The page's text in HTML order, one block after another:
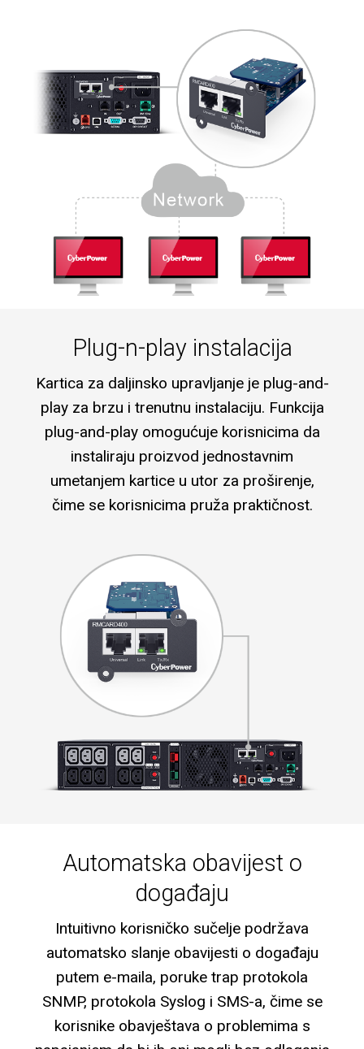
Plug-n-play instalacija
Kartica za daljinsko upravljanje je plug-and-
play za brzu i trenutnu instalaciju. Funkcija
plug-and-play omogućuje korisnicima da
instaliraju proizvod jednostavnim
umetanjem kartice u utor za proširenje,
čime se korisnicima pruža praktičnost.
Automatska obavijest o
događaju
Intuitivno korisničko sučelje podržava
automatsko slanje obavijesti o događaju
putem e-maila, poruke trap protokola
SNMP, protokola Syslog i SMS-a, čime se
korisnike obavještava o problemima s